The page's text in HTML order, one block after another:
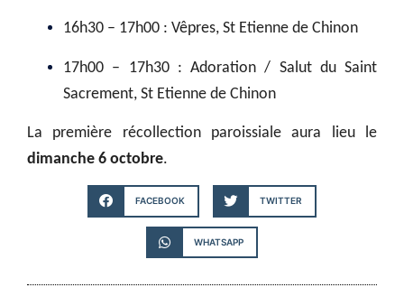
16h30 – 17h00 : Vêpres, St Etienne de Chinon
17h00 – 17h30 : Adoration / Salut du Saint
Sacrement, St Etienne de Chinon
La première récollection paroissiale aura lieu le
dimanche 6 octobre.
FACEBOOK TWITTER
WHATSAPP